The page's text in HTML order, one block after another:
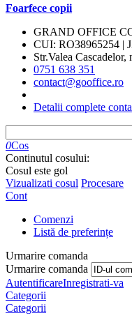
Foarfece copii
GRAND OFFICE
CUI: RO38965254 |
Str.Valea
0751 638 351
contact@gooffice.ro
Detalii complete
0Cos
Continutul cosului:
Cosul este gol
Vizualizati cosul Procesare
Cont
Comenzi
Listă de preferințe
Urmarire comanda
Urmarire comanda
AutentificareInregistrati-va
Categorii
Categorii